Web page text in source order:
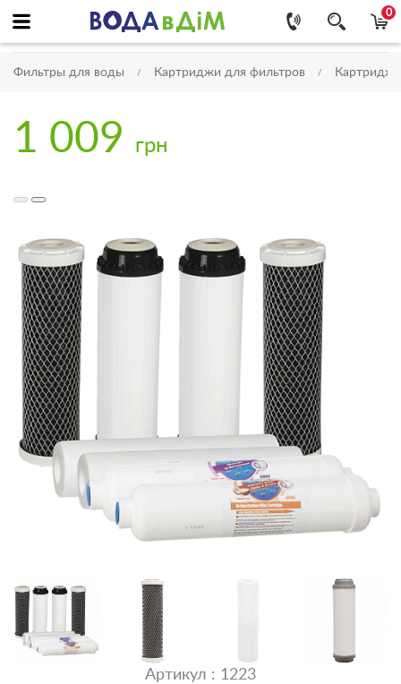
0
Фильтры для воды Картриджи для фильтров
1 009 грн
Артикул : 1223